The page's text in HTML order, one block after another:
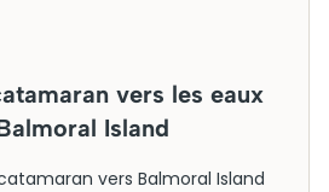
vers les eaux
Island
vers Balmoral Island